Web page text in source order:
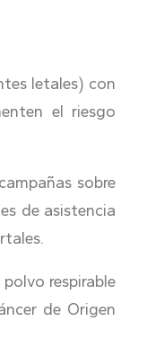
letales) con
el riesgo
sobre
de asistencia
respirable
de Origen